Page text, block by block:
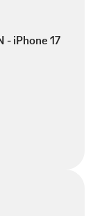
- iPhone 17